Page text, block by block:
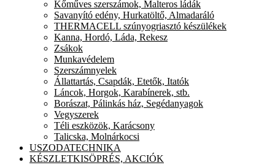
Kőműves szerszámok, Malteros ládák
Savanyító edény, Hurkatöltő, Almadaráló
THERMACELL szúnyogriasztó készülékek
Kanna, Hordó, Láda, Rekesz
Zsákok
Munkavédelem
Szerszámnyelek
Állattartás, Csapdák, Etetők, Itatók
Láncok, Horgok, Karabínerek, stb.
Borászat, Pálinkás ház, Segédanyagok
Vegyszerek
Téli eszközök, Karácsony
Talicska, Molnárkocsi
USZODATECHNIKA
KÉSZLETKISÖPRÉS, AKCIÓK